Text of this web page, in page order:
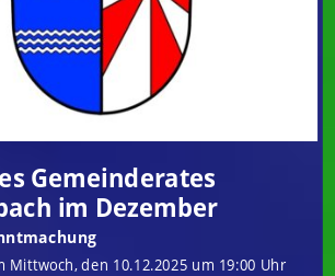
Gemeinderates
im Dezember
Mittwoch, den 10.12.2025 um 19:00 Uhr